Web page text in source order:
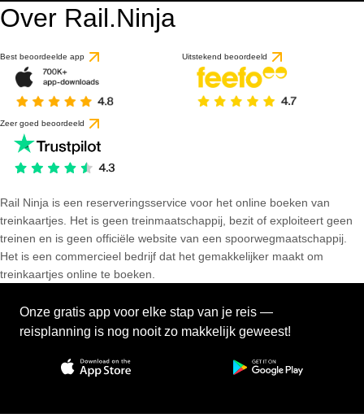
Over Rail.Ninja
Best beoordeelde app Uitstekend beoordeeld
Zeer goed beoordeeld
Rail Ninja is een reserveringsservice voor het online boeken van
treinkaartjes. Het is geen treinmaatschappij, bezit of exploiteert geen
treinen en is geen officiële website van een spoorwegmaatschappij.
Het is een commercieel bedrijf dat het gemakkelijker maakt om
treinkaartjes online te boeken.
Onze gratis app voor elke stap van je reis —
reisplanning is nog nooit zo makkelijk geweest!